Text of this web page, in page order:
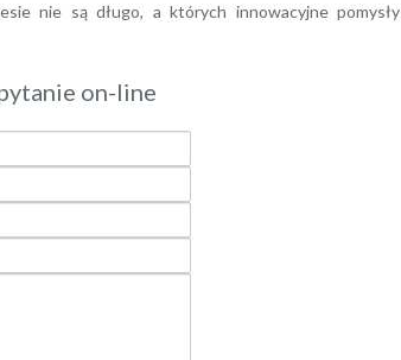
nie są długo, a których innowacyjne pomysły
on-line